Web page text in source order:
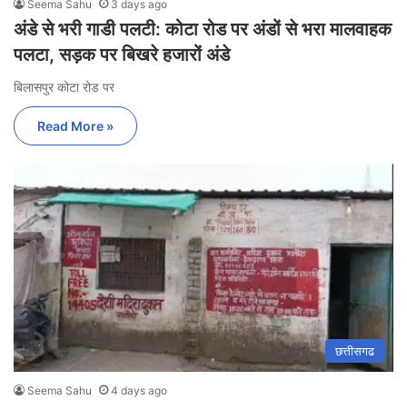
Seema Sahu 3 days ago
अंडे से भरी गाडी पलटी: कोटा रोड पर अंडों से भरा मालवाहक
पलटा, सड़क पर बिखरे हजारों अंडे
बिलासपुर कोटा रोड पर
Read More »
छत्तीसगढ
Seema Sahu 4 days ago